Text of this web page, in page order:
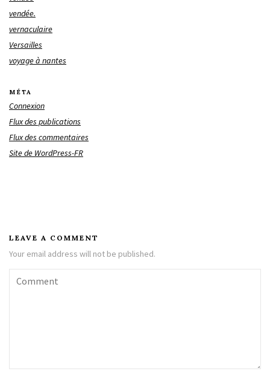
vendée.
vernaculaire
Versailles
voyage à nantes
MÉTA
Connexion
Flux des publications
Flux des commentaires
Site de WordPress-FR
LEAVE A COMMENT
Your email address will not be published.